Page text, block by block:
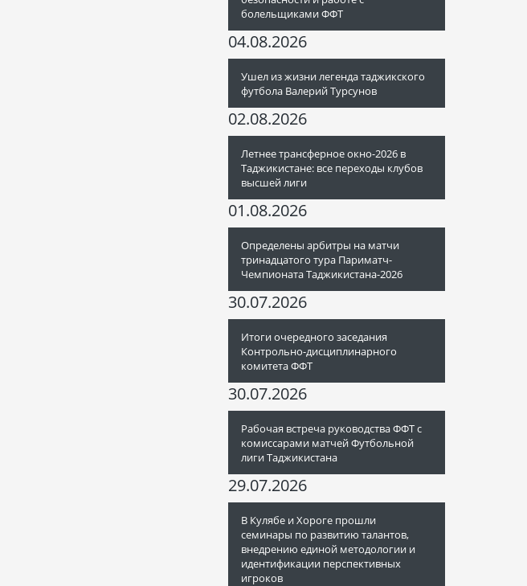
болельщиками ФФТ
04.08.2026
Ушел из жизни легенда таджикского
футбола Валерий Турсунов
02.08.2026
Летнее трансферное окно-2026 в
Таджикистане: все переходы клубов
высшей лиги
01.08.2026
Определены арбитры на матчи
тринадцатого тура Париматч-
Чемпионата Таджикистана-2026
30.07.2026
Итоги очередного заседания
Контрольно-дисциплинарного
комитета ФФТ
30.07.2026
Рабочая встреча руководства ФФТ с
комиссарами матчей Футбольной
лиги Таджикистана
29.07.2026
В Кулябе и Хороге прошли
семинары по развитию талантов,
внедрению единой методологии и
идентификации перспективных
игроков